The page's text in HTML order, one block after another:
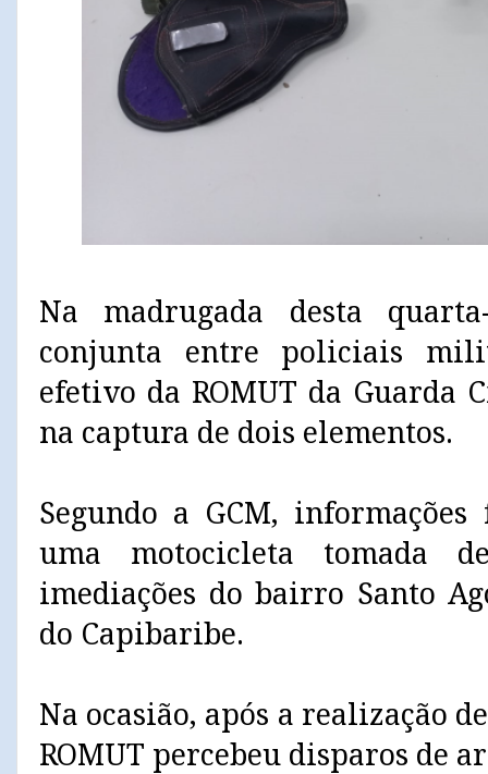
Na madrugada desta
conjunta entre policiais
efetivo da ROMUT da
na captura de dois elementos.
Segundo a GCM,
uma motocicleta tomada
imediações do bairro Santo
do Capibaribe.
Na ocasião, após a realização
ROMUT percebeu disparos de